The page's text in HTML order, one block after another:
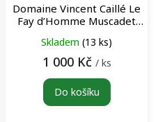
Domaine Vincent Caillé Le
Fay d’Homme Muscadet
Blanc bílé víno
Skladem (13 ks)
1 000 Kč / ks
Do košíku